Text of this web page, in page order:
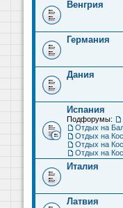
Венгрия
Германия
Дания
Испания
Подфорумы:
Отдых на
Отдых на
Отдых на
Отдых на
Италия
Латвия